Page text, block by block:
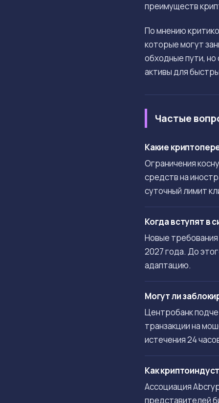
преимуществ
По мнению
которые могут
обходные пути,
активы для
Частые
Какие
Ограничения
средств на
суточный лимит
Когда вступят в
Новые требования
2027 года. До
адаптацию.
Могут ли
Центробанк
транзакции на
истечения 24
Как
Ассоциация
представителей